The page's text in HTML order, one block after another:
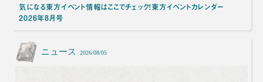
気になる東方イベント情報はここでチェック！東方イベントカレンダー
2026年8月号
ニュース 2026/08/05